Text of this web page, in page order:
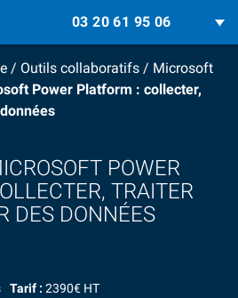
03 20 61 95 06
/ Outils collaboratifs / Microsoft
Power Platform : collecter,
POWER
TRAITER
DES DONNÉES
Tarif : 2390€ HT